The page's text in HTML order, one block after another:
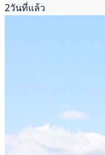
2วันที่แล้ว